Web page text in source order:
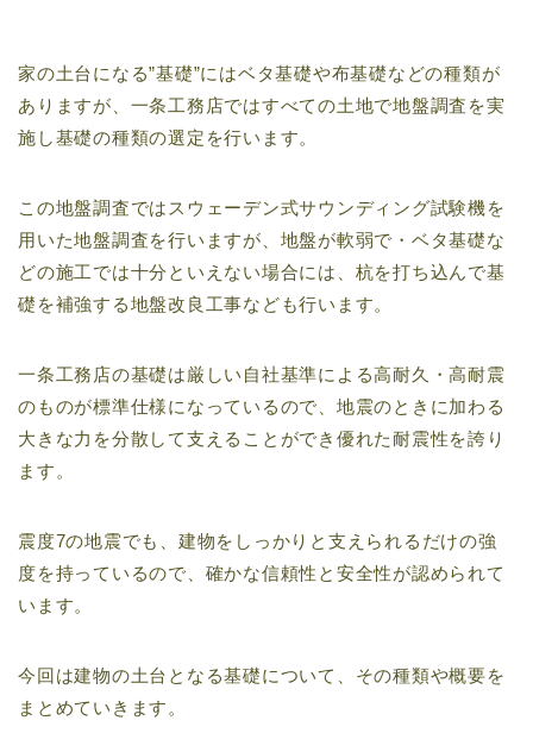
家の土台になる”基礎”にはベタ基礎や布基礎などの種類が
ありますが、一条工務店ではすべての土地で地盤調査を実
施し基礎の種類の選定を行います。
この地盤調査ではスウェーデン式サウンディング試験機を
用いた地盤調査を行いますが、地盤が軟弱で・ベタ基礎な
どの施工では十分といえない場合には、杭を打ち込んで基
礎を補強する地盤改良工事なども行います。
一条工務店の基礎は厳しい自社基準による高耐久・高耐震
のものが標準仕様になっているので、地震のときに加わる
大きな力を分散して支えることができ優れた耐震性を誇り
ます。
震度7の地震でも、建物をしっかりと支えられるだけの強
度を持っているので、確かな信頼性と安全性が認められて
います。
今回は建物の土台となる基礎について、その種類や概要を
まとめていきます。